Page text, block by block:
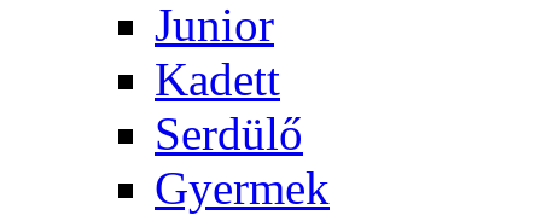
Junior
Kadett
Serdülő
Gyermek